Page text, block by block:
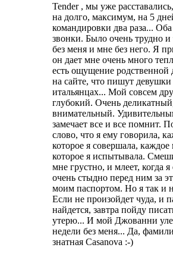
Tender , мы уже
на долго, максимум, на 5
командировки два раза... Оба
звонки. Было очень трудно и
без меня и мне без него. Я
он дает мне очень много
есть ощущение
на сайте, что пишут девушки
итальянцах... Мой совсем
глубокий. Очень
внимательный.
замечает все и все помнит.
слово, что я ему говорила,
которое я совершала, каждое
которое я испытывала.
мне грустно, и млеет, когда
очень стыдно перед ним за
моим паспортом. Но я так и
Если не произойдет чуда, и
найдется, завтра пойду
утерю... И мой Джованни
недели без меня... Да,
знатная Casanova :-)